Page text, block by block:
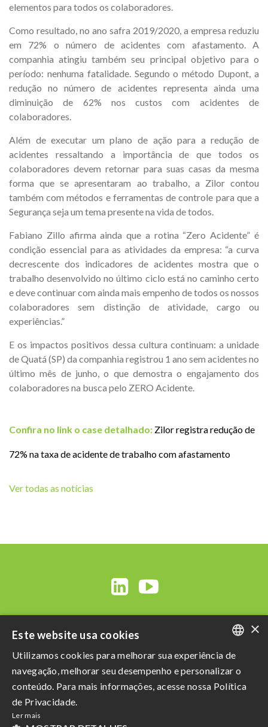
elementos para todos os colaboradores.
Como resultado, no ano safra 2019/2020, a empresa reduziu
em 72% o número de acidentes com afastamento. A
companhia atingiu também seu principal objetivo para o
período: nenhuma fatalidade. Segundo o método Dupont, a
redução no número de acidentes representa ainda uma
diminuição de 62% nos custos com acidentes de
colaboradores.
Além de executar um plano de ação para a redução de
acidentes ressaltando a importância de que todos os
colaboradores devem retornar para suas casas da mesma
forma que se apresentaram ao trabalho, a Zilor contou
também com métodos e ferramentas de controle para que a
Segurança seja um tema presente na vida de todos.
Fabiano Zillo afirma ainda que a rotina “Zero Acidente” é
condição essencial para as atividades da empresa: “a curva
decrescente dos indicadores de acidentes mostra que o
trabalho desenvolvido no último ciclo está no caminho certo
e deve continuar com ainda mais empenho de todos os nossos
colaboradores sem distinção de atividade, cargo ou
experiências.”
E os impactos positivos dessa cultura continuam: a unidade
de Quatá (SP) da companhia registrou 1 ano sem acidentes no
último mês de junho, o que demostra o engajamento dos
colaboradores na busca pelo ZERO Acidente.
Confira no link o case detalhado: Zilor registra redução de
72% na taxa de acidente de trabalho com afastamento
Ver todas as notícias
Razão Social: Açucareira Quatá S.A
CNPJ da Matriz: 60.855.574/0001-73
PORTUGUESE
ENGLISH
×
Este website usa cookies
Utilizamos cookies para melhorar sua experiência de
navegação, melhorar seu desempenho e personalizar o
conteúdo. Para mais informações, acesse nossa Política
de Privacidade.
Ler mais